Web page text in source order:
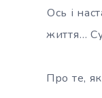
Ось і
життя…
Про те,